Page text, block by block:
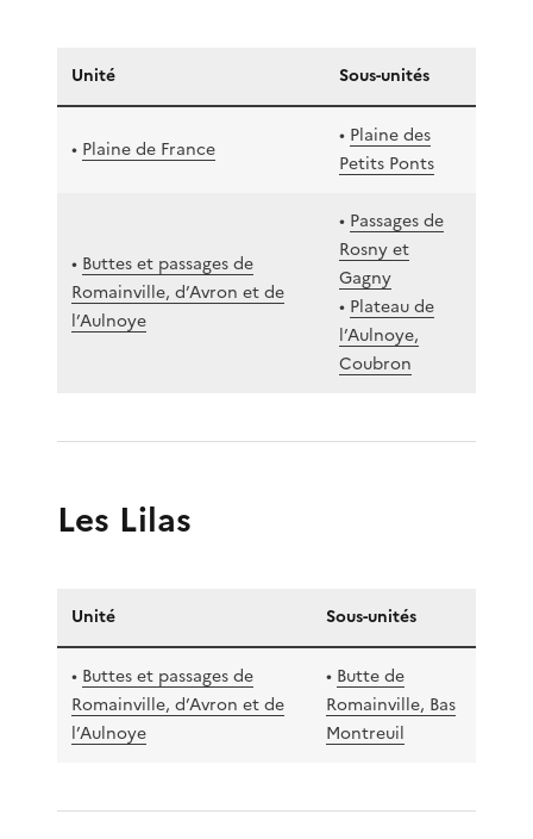
Unité Sous-unités
• Plaine de France
• Plaine des
Petits Ponts
• Buttes et passages de
Romainville, d’Avron et de
l’Aulnoye
• Passages de
Rosny et
Gagny
• Plateau de
l’Aulnoye,
Coubron
Les Lilas
Unité Sous-unités
• Buttes et passages de
Romainville, d’Avron et de
l’Aulnoye
• Butte de
Romainville, Bas
Montreuil